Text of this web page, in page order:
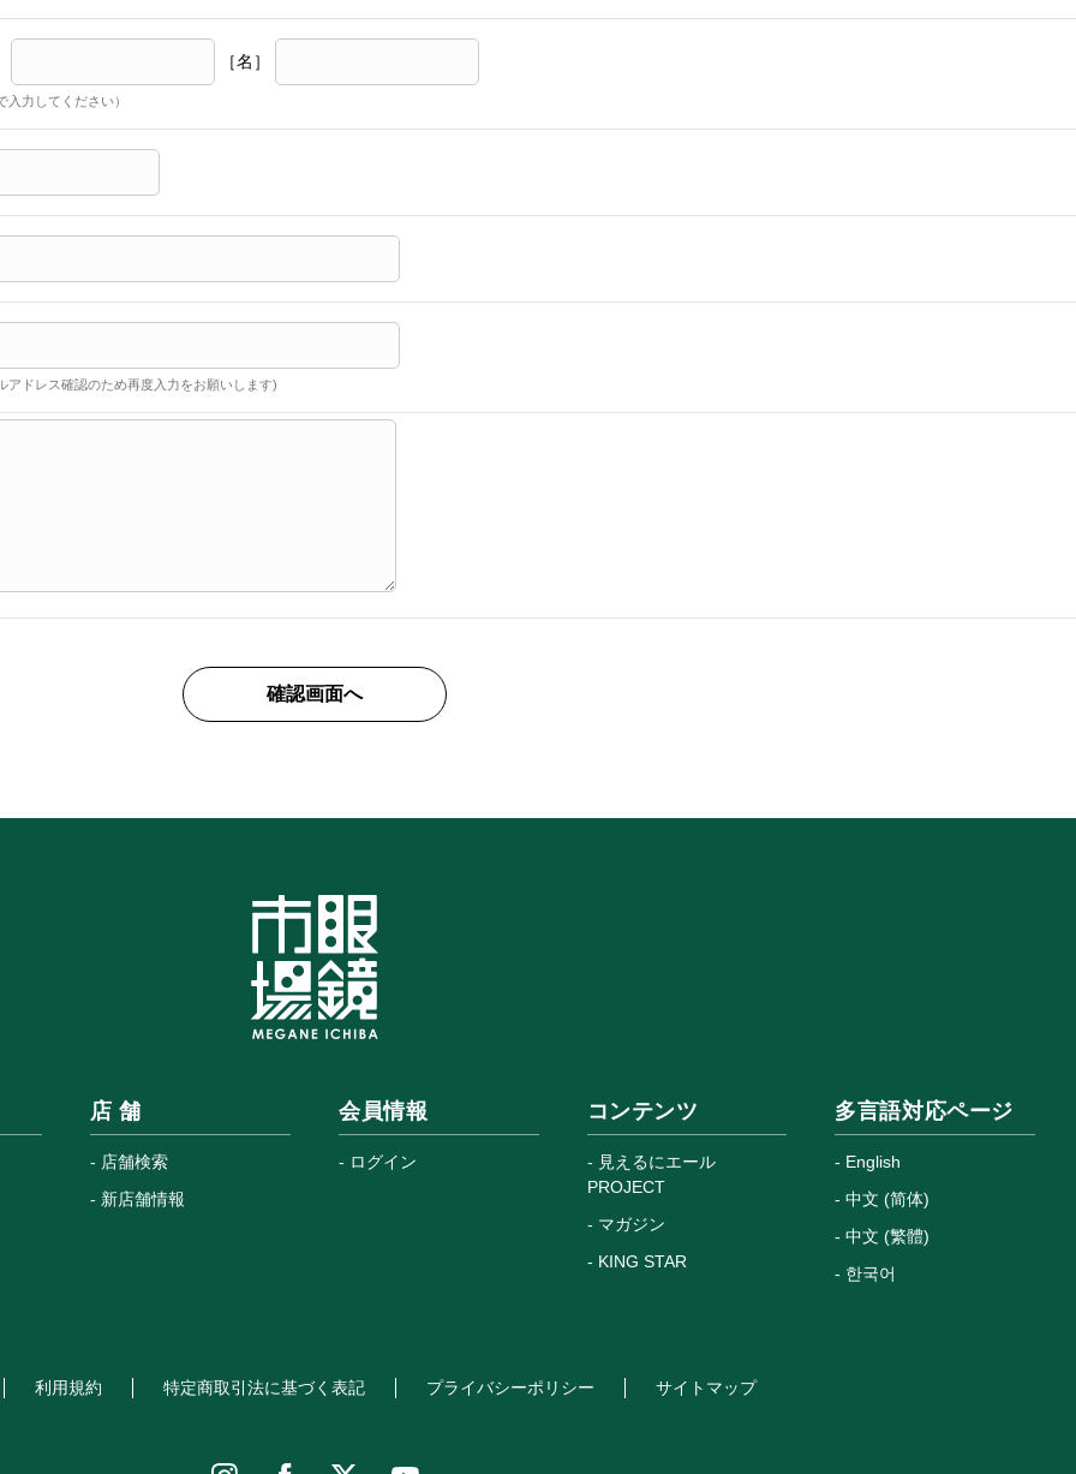
［名］
入力してください）
アドレス確認のため再度入力をお願いします)
店 舗
店舗検索
新店舗情報
会員情報
ログイン
コンテンツ
見えるにエール
PROJECT
マガジン
KING STAR
多言語対応ページ
English
中文 (简体)
中文 (繁體)
한국어
利用規約 特定商取引法に基づく表記 プライバシーポリシー サイトマップ